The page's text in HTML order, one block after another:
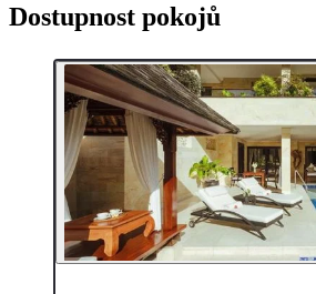
Dostupnost pokojů